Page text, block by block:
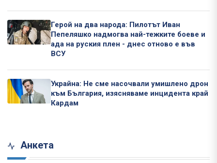
Герой на два народа: Пилотът Иван
Пепеляшко надмогва най-тежките боеве и
ада на руския плен - днес отново е във
ВСУ
Украйна: Не сме насочвали умишлено дрон
към България, изясняваме инцидента край
Кардам
Анкета